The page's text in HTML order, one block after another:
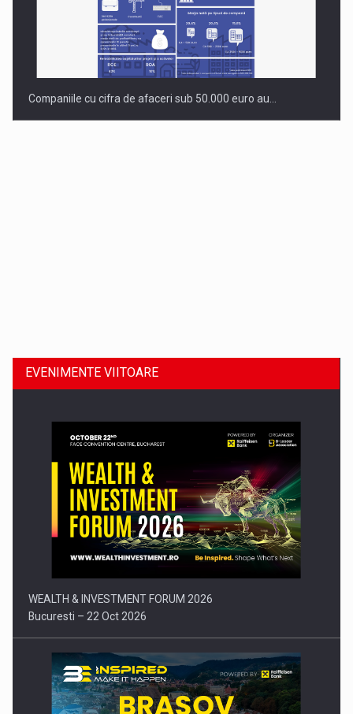
Companiile cu cifra de afaceri sub 50.000 euro au…
Comunicat de presa: Joburile part-time reincep sa intre pe…
EVENIMENTE VIITOARE
WEALTH & INVESTMENT FORUM 2026
Bucuresti – 22 Oct 2026